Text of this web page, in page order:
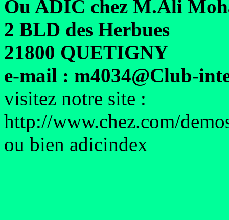
Ou ADIC chez M.Ali
2 BLD des Herbues
21800 QUETIGNY
e-mail : m4034@Club-
visitez notre site :
http://www.chez.com/
ou bien adicindex